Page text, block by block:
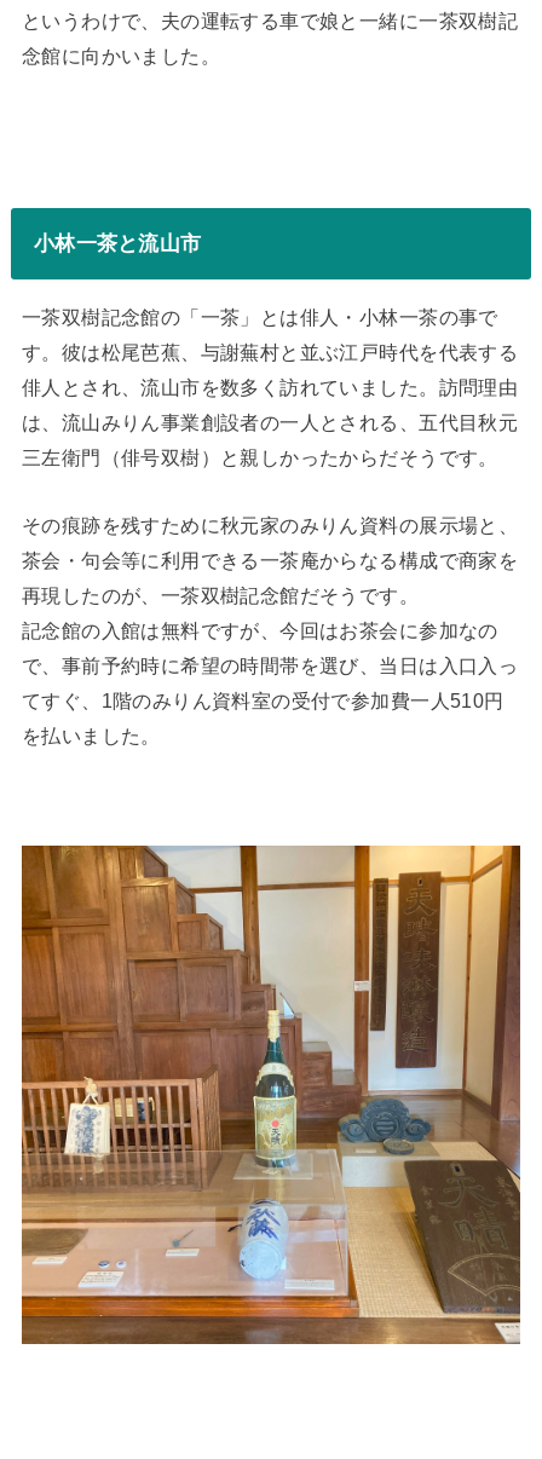
というわけで、夫の運転する車で娘と一緒に一茶双樹記
念館に向かいました。
小林一茶と流山市
一茶双樹記念館の「一茶」とは俳人・小林一茶の事で
す。彼は松尾芭蕉、与謝蕪村と並ぶ江戸時代を代表する
俳人とされ、流山市を数多く訪れていました。訪問理由
は、流山みりん事業創設者の一人とされる、五代目秋元
三左衛門（俳号双樹）と親しかったからだそうです。
その痕跡を残すために秋元家のみりん資料の展示場と、
茶会・句会等に利用できる一茶庵からなる構成で商家を
再現したのが、一茶双樹記念館だそうです。
記念館の入館は無料ですが、今回はお茶会に参加なの
で、事前予約時に希望の時間帯を選び、当日は入口入っ
てすぐ、1階のみりん資料室の受付で参加費一人510円
を払いました。